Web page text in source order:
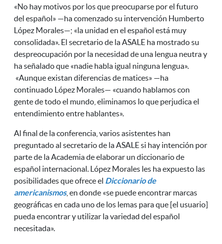
«No hay motivos por los que preocuparse por el futuro
del español» —ha comenzado su intervención Humberto
López Morales—; «la unidad en el español está muy
consolidada». El secretario de la ASALE ha mostrado su
despreocupación por la necesidad de una lengua neutra y
ha señalado que «nadie habla igual ninguna lengua».
«Aunque existan diferencias de matices» —ha
continuado López Morales— «cuando hablamos con
gente de todo el mundo, eliminamos lo que perjudica el
entendimiento entre hablantes».
Al final de la conferencia, varios asistentes han
preguntado al secretario de la ASALE si hay intención por
parte de la Academia de elaborar un diccionario de
español internacional. López Morales les ha expuesto las
posibilidades que ofrece el Diccionario de
americanismos, en donde «se puede encontrar marcas
geográficas en cada uno de los lemas para que [el usuario]
pueda encontrar y utilizar la variedad del español
necesitada».